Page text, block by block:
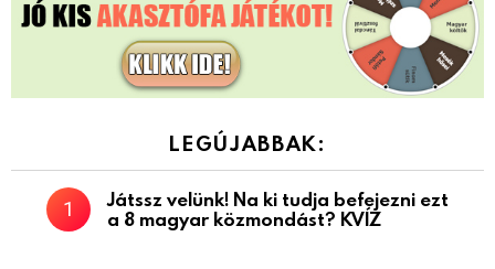
LEGÚJABBAK:
Játssz velünk! Na ki tudja befejezni ezt
a 8 magyar közmondást? KVÍZ